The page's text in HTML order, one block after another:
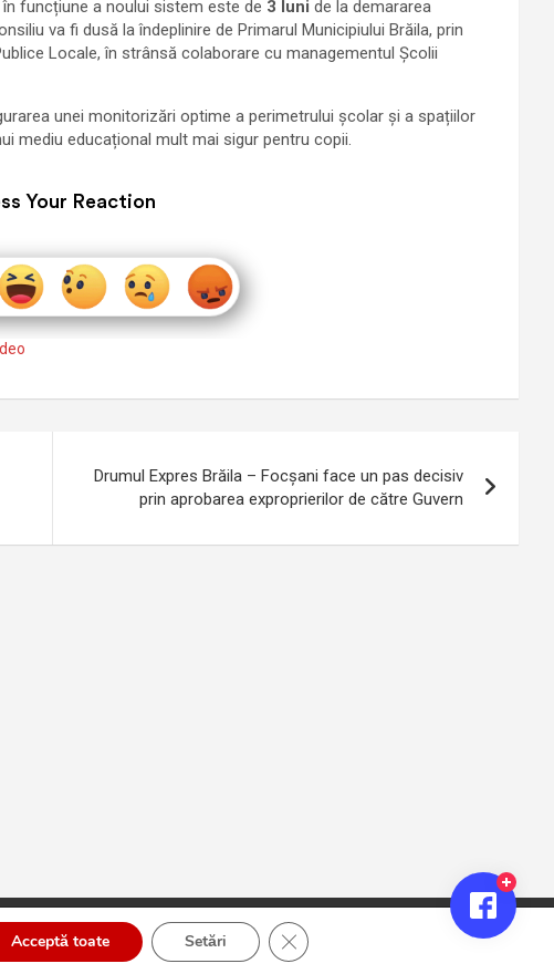
funcțiune a noului sistem este de 3 luni de la demararea
va fi dusă la îndeplinire de Primarul Municipiului Brăila, prin
Locale, în strânsă colaborare cu managementul Școlii
unei monitorizări optime a perimetrului școlar și a spațiilor
mediu educațional mult mai sigur pentru copii.
Your Reaction
Drumul Expres Brăila – Focșani face un pas decisiv
prin aprobarea exproprierilor de către Guvern
Acceptă toate Setări Close GDPR Cookie Banner